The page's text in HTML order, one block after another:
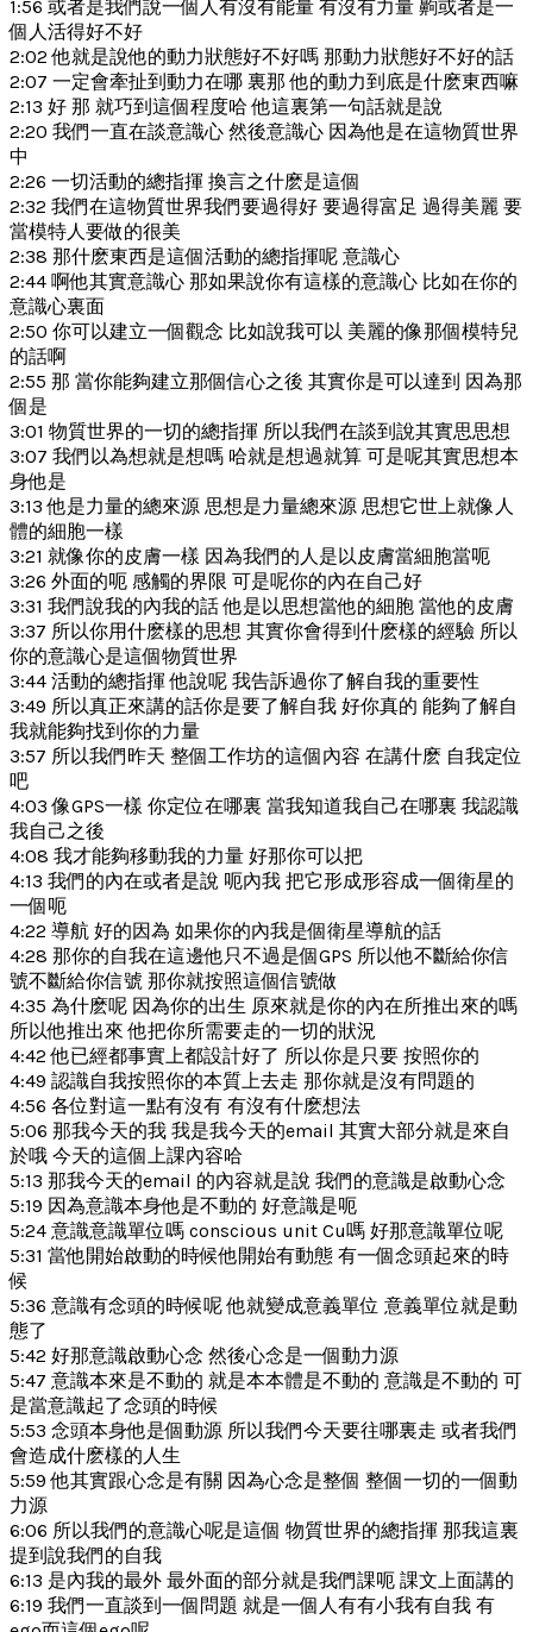
1:56 或者是我們說一個人有沒有能量 有沒有力量 齁或者是一
個人活得好不好
2:02 他就是說他的動力狀態好不好嗎 那動力狀態好不好的話
2:07 一定會牽扯到動力在哪 裏那 他的動力到底是什麽東西嘛
2:13 好 那 就巧到這個程度哈 他這裏第一句話就是說
2:20 我們一直在談意識心 然後意識心 因為他是在這物質世界
中
2:26 一切活動的總指揮 換言之什麽是這個
2:32 我們在這物質世界我們要過得好 要過得富足 過得美麗 要
當模特人要做的很美
2:38 那什麽東西是這個活動的總指揮呢 意識心
2:44 啊他其實意識心 那如果說你有這樣的意識心 比如在你的
意識心裏面
2:50 你可以建立一個觀念 比如說我可以 美麗的像那個模特兒
的話啊
2:55 那 當你能夠建立那個信心之後 其實你是可以達到 因為那
個是
3:01 物質世界的一切的總指揮 所以我們在談到說其實思思想
3:07 我們以為想就是想嗎 哈就是想過就算 可是呢其實思想本
身他是
3:13 他是力量的總來源 思想是力量總來源 思想它世上就像人
體的細胞一樣
3:21 就像你的皮膚一樣 因為我們的人是以皮膚當細胞當呃
3:26 外面的呃 感觸的界限 可是呢你的內在自己好
3:31 我們說我的內我的話 他是以思想當他的細胞 當他的皮膚
3:37 所以你用什麽樣的思想 其實你會得到什麽樣的經驗 所以
你的意識心是這個物質世界
3:44 活動的總指揮 他說呢 我告訴過你了解自我的重要性
3:49 所以真正來講的話你是要了解自我 好你真的 能夠了解自
我就能夠找到你的力量
3:57 所以我們昨天 整個工作坊的這個內容 在講什麽 自我定位
吧
4:03 像GPS一樣 你定位在哪裏 當我知道我自己在哪裏 我認識
我自己之後
4:08 我才能夠移動我的力量 好那你可以把
4:13 我們的內在或者是說 呃內我 把它形成形容成一個衛星的
一個呃
4:22 導航 好的因為 如果你的內我是個衛星導航的話
4:28 那你的自我在這邊他只不過是個GPS 所以他不斷給你信
號不斷給你信號 那你就按照這個信號做
4:35 為什麽呢 因為你的出生 原來就是你的內在所推出來的嗎
所以他推出來 他把你所需要走的一切的狀況
4:42 他已經都事實上都設計好了 所以你是只要 按照你的
4:49 認識自我按照你的本質上去走 那你就是沒有問題的
4:56 各位對這一點有沒有 有沒有什麽想法
5:06 那我今天的我 我是我今天的email 其實大部分就是來自
於哦 今天的這個上課內容哈
5:13 那我今天的email 的內容就是說 我們的意識是啟動心念
5:19 因為意識本身他是不動的 好意識是呃
5:24 意識意識單位嗎 conscious unit Cu嗎 好那意識單位呢
5:31 當他開始啟動的時候他開始有動態 有一個念頭起來的時
候
5:36 意識有念頭的時候呢 他就變成意義單位 意義單位就是動
態了
5:42 好那意識啟動心念 然後心念是一個動力源
5:47 意識本來是不動的 就是本本體是不動的 意識是不動的 可
是當意識起了念頭的時候
5:53 念頭本身他是個動源 所以我們今天要往哪裏走 或者我們
會造成什麽樣的人生
5:59 他其實跟心念是有關 因為心念是整個 整個一切的一個動
力源
6:06 所以我們的意識心呢是這個 物質世界的總指揮 那我這裏
提到說我們的自我
6:13 是內我的最外 最外面的部分就是我們課呃 課文上面講的
6:19 我們一直談到一個問題 就是一個人有有小我有自我 有